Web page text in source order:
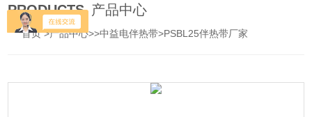
PRODUCTS 产品中心
首页>产品中心>>中益电伴热带>PSBL25伴热带厂家